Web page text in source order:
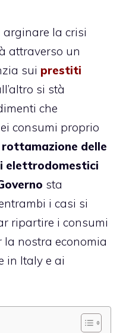
arginare la crisi
attraverso un
sui prestiti
si stà
che
consumi proprio
rottamazione delle
elettrodomestici
sta
i casi si
ripartire i consumi
la nostra economia
in Italy e ai